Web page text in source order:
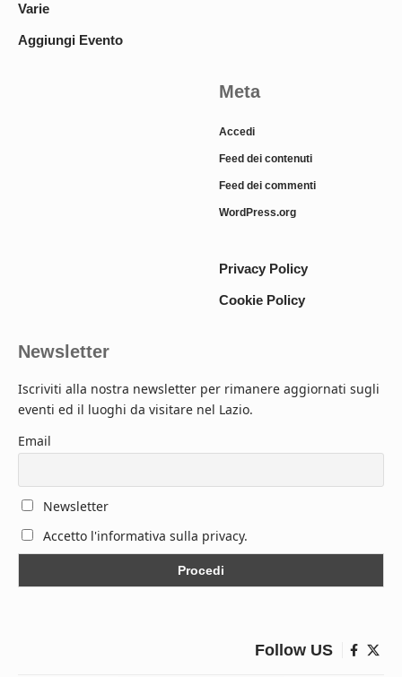
Varie
Aggiungi Evento
Meta
Accedi
Feed dei contenuti
Feed dei commenti
WordPress.org
Privacy Policy
Cookie Policy
Newsletter
Iscriviti alla nostra newsletter per rimanere aggiornati sugli
eventi ed il luoghi da visitare nel Lazio.
Email
Newsletter
Accetto l'informativa sulla privacy.
Follow US